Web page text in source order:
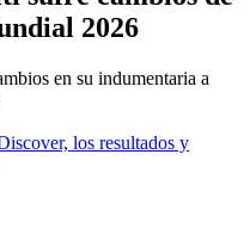
2026
en su indumentaria a
los resultados y